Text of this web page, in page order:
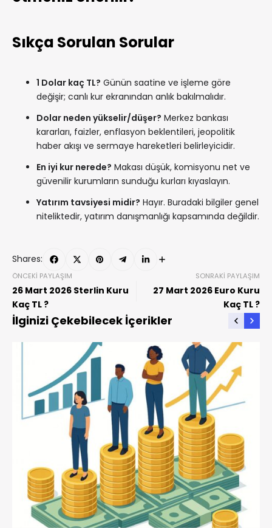
Sıkça Sorulan Sorular
1 Dolar kaç TL? Günün saatine ve işleme göre
değişir; canlı kur ekranından anlık bakılmalıdır.
Dolar neden yükselir/düşer? Merkez bankası
kararları, faizler, enflasyon beklentileri, jeopolitik
haber akışı ve sermaye hareketleri belirleyicidir.
En iyi kur nerede? Makası düşük, komisyonu net ve
güvenilir kurumların sunduğu kurları kıyaslayın.
Yatırım tavsiyesi midir? Hayır. Buradaki bilgiler genel
niteliktedir, yatırım danışmanlığı kapsamında değildir.
Shares:
ÖNCEKI PAYLAŞIM
26 Mart 2026 Sterlin Kuru
Kaç TL ?
SONRAKI PAYLAŞIM
27 Mart 2026 Euro Kuru
Kaç TL ?
İlginizi Çekebilecek İçerikler